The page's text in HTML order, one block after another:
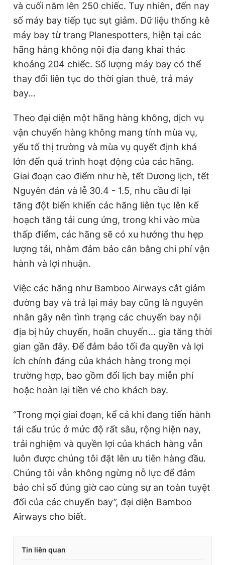
và cuối năm lên 250 chiếc. Tuy nhiên, đến nay
số máy bay tiếp tục sụt giảm. Dữ liệu thống kê
máy bay từ trang Planespotters, hiện tại các
hãng hàng không nội địa đang khai thác
khoảng 204 chiếc. Số lượng máy bay có thể
thay đổi liên tục do thời gian thuê, trả máy
bay…
Theo đại diện một hãng hàng không, dịch vụ
vận chuyển hàng không mang tính mùa vụ,
yếu tố thị trường và mùa vụ quyết định khá
lớn đến quá trình hoạt động của các hãng.
Giai đoạn cao điểm như hè, tết Dương lịch, tết
Nguyên đán và lễ 30.4 - 1.5, nhu cầu đi lại
tăng đột biến khiến các hãng liên tục lên kế
hoạch tăng tải cung ứng, trong khi vào mùa
thấp điểm, các hãng sẽ có xu hướng thu hẹp
lượng tải, nhằm đảm bảo cân bằng chi phí vận
hành và lợi nhuận.
Việc các hãng như Bamboo Airways cắt giảm
đường bay và trả lại máy bay cũng là nguyên
nhân gây nên tình trạng các chuyến bay nội
địa bị hủy chuyến, hoãn chuyến... gia tăng thời
gian gần đây. Để đảm bảo tối đa quyền và lợi
ích chính đáng của khách hàng trong mọi
trường hợp, bao gồm đổi lịch bay miễn phí
hoặc hoàn lại tiền vé cho khách bay.
“Trong mọi giai đoạn, kể cả khi đang tiến hành
tái cấu trúc ở mức độ rất sâu, rộng hiện nay,
trải nghiệm và quyền lợi của khách hàng vẫn
luôn được chúng tôi đặt lên ưu tiên hàng đầu.
Chúng tôi vẫn không ngừng nỗ lực để đảm
bảo chỉ số đúng giờ cao cùng sự an toàn tuyệt
đối của các chuyến bay”, đại diện Bamboo
Airways cho biết.
Tin liên quan